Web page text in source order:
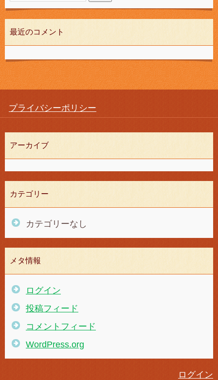
最近のコメント
プライバシーポリシー
アーカイブ
カテゴリー
カテゴリーなし
メタ情報
ログイン
投稿フィード
コメントフィード
WordPress.org
ログイン